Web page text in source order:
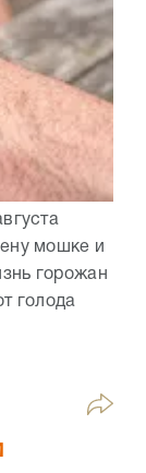
мошке и
горожан
голода